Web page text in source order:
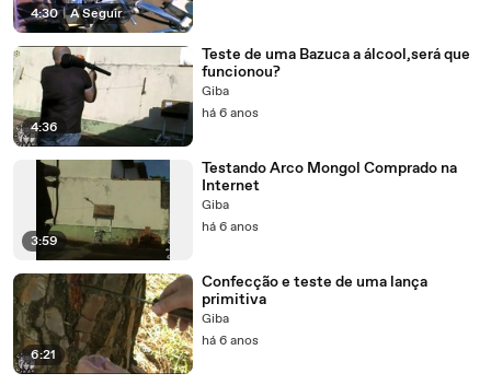
4:30 | A Seguir
4:36
Teste de uma Bazuca a álcool,será que
funcionou?
Giba
há 6 anos
3:59
Testando Arco Mongol Comprado na
Internet
Giba
há 6 anos
6:21
Confecção e teste de uma lança
primitiva
Giba
há 6 anos